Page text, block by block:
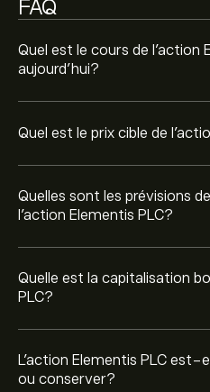
FAQ
Quel est le cours de l'action
aujourd'hui?
Quel est le prix cible de
Quelles sont les prévisions
l'action Elementis PLC?
Quelle est la capitalisation
PLC?
L’action Elementis PLC est-
ou conserver?
concernant ELM.L au cours